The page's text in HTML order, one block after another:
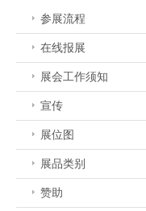
参展流程
在线报展
展会工作须知
宣传
展位图
展品类别
赞助